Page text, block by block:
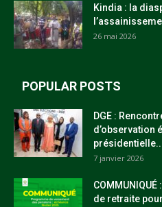
Kindia : la
26 mai 2026
POPULAR POSTS
DGE :
d’observation
7 janvier 2026
de retraite